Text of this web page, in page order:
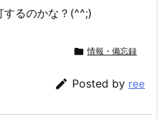
するのかな？(^^;)
 情報・備忘録
 Posted by ree